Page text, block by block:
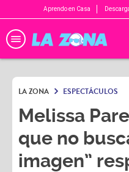
Aprendo en Casa
LA ZONA ESPECTÁCULOS
Melissa
que no
imagen”